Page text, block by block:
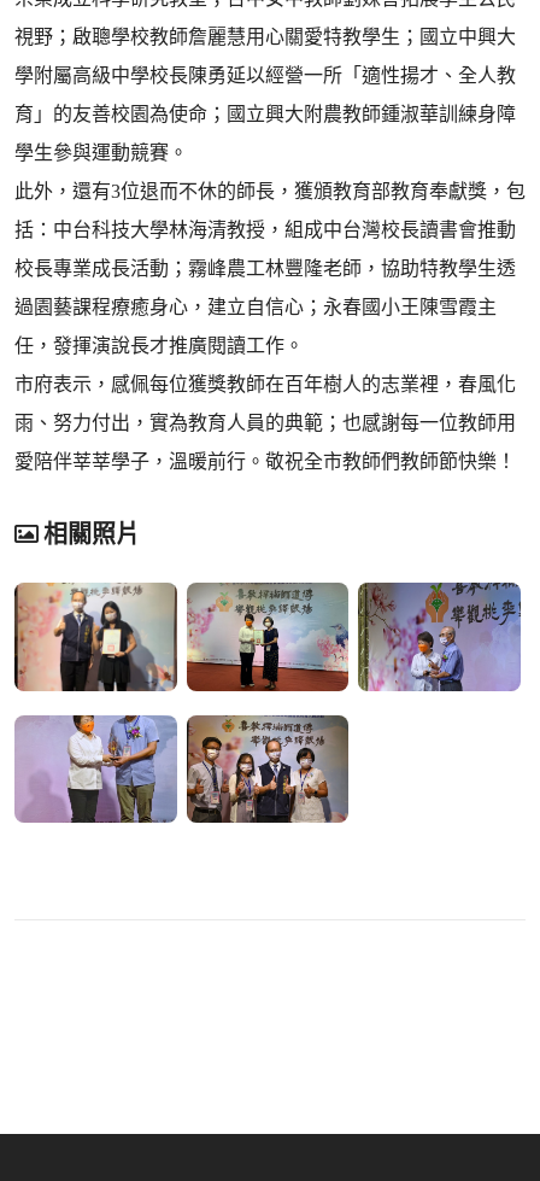
視野；啟聰學校教師詹麗慧用心關愛特教學生；國立中興大
學附屬高級中學校長陳勇延以經營一所「適性揚才、全人教
育」的友善校園為使命；國立興大附農教師鍾淑華訓練身障
學生參與運動競賽。
此外，還有3位退而不休的師長，獲頒教育部教育奉獻獎，包
括：中台科技大學林海清教授，組成中台灣校長讀書會推動
校長專業成長活動；霧峰農工林豐隆老師，協助特教學生透
過園藝課程療癒身心，建立自信心；永春國小王陳雪霞主
任，發揮演說長才推廣閱讀工作。
市府表示，感佩每位獲獎教師在百年樹人的志業裡，春風化
雨、努力付出，實為教育人員的典範；也感謝每一位教師用
愛陪伴莘莘學子，溫暖前行。敬祝全市教師們教師節快樂！
相關照片